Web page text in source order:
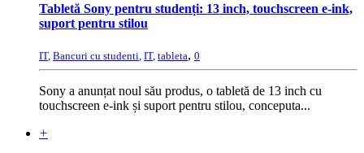
Tabletă Sony pentru studenți: 13 inch, touchscreen e-ink,
suport pentru stilou
IT, Bancuri cu studenti IT, tableta, 0
Sony a anunțat noul său produs, o tabletă de 13 inch cu
touchscreen e-ink și suport pentru stilou, conceputa...
+